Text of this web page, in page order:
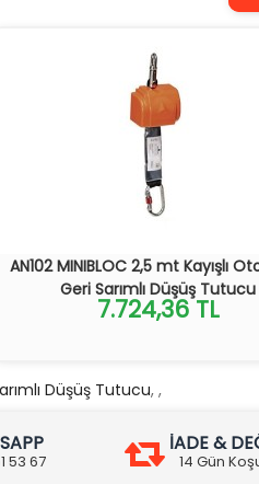
AN102 MINIBLOC 2,5 mt Kayışlı
Geri Sarımlı Düşüş Tutucu
7.724,36 TL
Düşüş Tutucu, ,
53 67
İADE &
14 Gün